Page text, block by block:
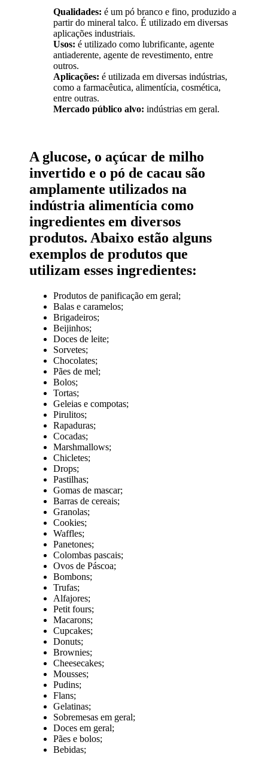
Qualidades: é um pó branco e fino, produzido a
partir do mineral talco. É utilizado em diversas
aplicações industriais.
Usos: é utilizado como lubrificante, agente
antiaderente, agente de revestimento, entre
outros.
Aplicações: é utilizada em diversas indústrias,
como a farmacêutica, alimentícia, cosmética,
entre outras.
Mercado público alvo: indústrias em geral.
A glucose, o açúcar de milho
invertido e o pó de cacau são
amplamente utilizados na
indústria alimentícia como
ingredientes em diversos
produtos. Abaixo estão alguns
exemplos de produtos que
utilizam esses ingredientes:
Produtos de panificação em geral;
Balas e caramelos;
Brigadeiros;
Beijinhos;
Doces de leite;
Sorvetes;
Chocolates;
Pães de mel;
Bolos;
Tortas;
Geleias e compotas;
Pirulitos;
Rapaduras;
Cocadas;
Marshmallows;
Chicletes;
Drops;
Pastilhas;
Gomas de mascar;
Barras de cereais;
Granolas;
Cookies;
Waffles;
Panetones;
Colombas pascais;
Ovos de Páscoa;
Bombons;
Trufas;
Alfajores;
Petit fours;
Macarons;
Cupcakes;
Donuts;
Brownies;
Cheesecakes;
Mousses;
Pudins;
Flans;
Gelatinas;
Sobremesas em geral;
Doces em geral;
Pães e bolos;
Bebidas;